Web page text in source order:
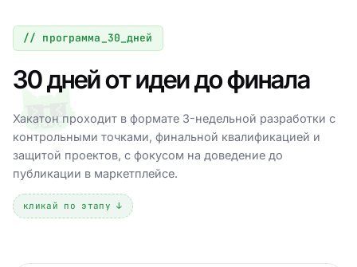
// программа_30_дней
30 дней от идеи до финала
Хакатон проходит в формате 3-недельной разработки с
контрольными точками, финальной квалификацией и
защитой проектов, с фокусом на доведение до
публикации в маркетплейсе.
кликай по этапу ↓